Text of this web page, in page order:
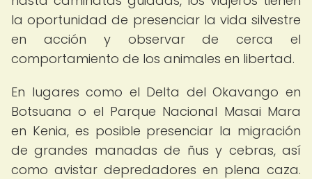
la oportunidad de presenciar la vida silvestre
en acción y observar de cerca el
comportamiento de los animales en libertad.
En lugares como el Delta del Okavango en
Botsuana o el Parque Nacional Masai Mara
en Kenia, es posible presenciar la migración
de grandes manadas de ñus y cebras, así
como avistar depredadores en plena caza.